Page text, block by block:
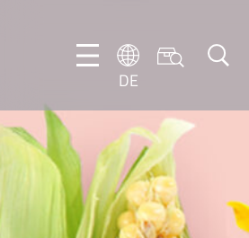
DE
DE
EN